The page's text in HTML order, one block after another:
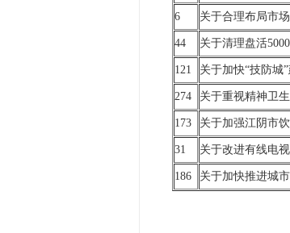
6 关于合理布局市
44 关于清理盘活
121 关于加快“技防城
274 关于重视精神卫
173 关于加强江阴市
31 关于改进有线电
186 关于加快推进城